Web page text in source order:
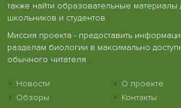
также найти образовательные материалы
школьников и студентов.
Миссия проекта - предоставить
разделам биологии в максимально
обычного читателя.
Новости
Обзоры
О проекте
Контакты